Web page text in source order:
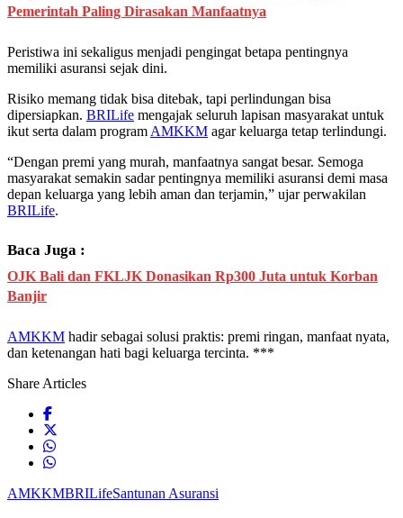
Pemerintah Paling Dirasakan Manfaatnya
Peristiwa ini sekaligus menjadi pengingat betapa pentingnya
memiliki asuransi sejak dini.
Risiko memang tidak bisa ditebak, tapi perlindungan bisa
dipersiapkan. BRILife mengajak seluruh lapisan masyarakat untuk
ikut serta dalam program AMKKM agar keluarga tetap terlindungi.
“Dengan premi yang murah, manfaatnya sangat besar. Semoga
masyarakat semakin sadar pentingnya memiliki asuransi demi masa
depan keluarga yang lebih aman dan terjamin,” ujar perwakilan
BRILife.
Baca Juga :
OJK Bali dan FKLJK Donasikan Rp300 Juta untuk Korban
Banjir
AMKKM hadir sebagai solusi praktis: premi ringan, manfaat nyata,
dan ketenangan hati bagi keluarga tercinta. ***
Share Articles
AMKKMBRILifeSantunan Asuransi